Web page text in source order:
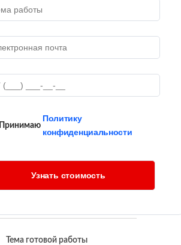
Принимаю
Политику
конфиденциальности
Тема готовой работы